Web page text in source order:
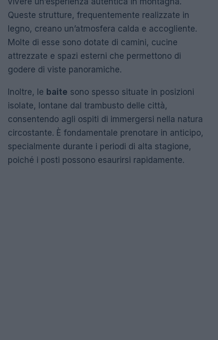
Queste strutture, frequentemente realizzate in
legno, creano un’atmosfera calda e accogliente.
Molte di esse sono dotate di camini, cucine
attrezzate e spazi esterni che permettono di
godere di viste panoramiche.
Inoltre, le baite sono spesso situate in posizioni
isolate, lontane dal trambusto delle città,
consentendo agli ospiti di immergersi nella natura
circostante. È fondamentale prenotare in anticipo,
specialmente durante i periodi di alta stagione,
poiché i posti possono esaurirsi rapidamente.